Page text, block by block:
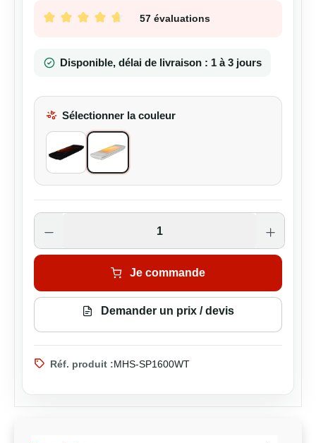
Note moyenne de 4.63 sur 5 étoiles
57 évaluations
Disponible, délai de livraison : 1 à 3 jours
Sélectionner la couleur
All BlackBlanc
Quantité de produit : Entrez la quantité
Je commande
Demander un prix / devis
Réf. produit :MHS-SP1600WT